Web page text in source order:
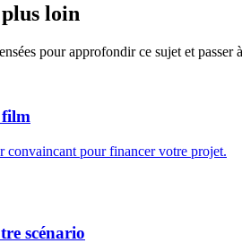
loin
pour approfondir ce sujet et passer
film
convaincant pour financer votre projet.
scénario